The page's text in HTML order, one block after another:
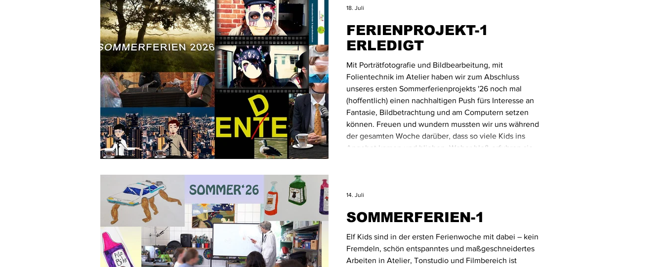
FERIENPROJEKT-1
ERLEDIGT
Mit Porträtfotografie und Bildbearbeitung, mit
Folientechnik im Atelier haben wir zum Abschluss
unseres ersten Sommerferienprojekts '26 noch mal
(hoffentlich) einen nachhaltigen Push fürs Interesse an
Fantasie, Bildbetrachtung und am Computern setzen
können. Freuen und wundern mussten wir uns während
der gesamten Woche darüber, dass so viele Kids ins
Angebot kamen und blieben. Woher bloß erfuhren sie
18. Juli
SOMMERFERIEN-1
Elf Kids sind in der ersten Ferienwoche mit dabei – kein
Fremdeln, schön entspanntes und maßgeschneidertes
Arbeiten in Atelier, Tonstudio und Filmbereich ist
14. Juli